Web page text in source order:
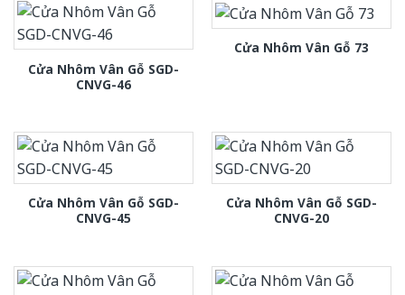
Cửa Nhôm Vân Gỗ SGD-
CNVG-46
Cửa Nhôm Vân Gỗ 73
Cửa Nhôm Vân Gỗ SGD-
CNVG-45
Cửa Nhôm Vân Gỗ SGD-
CNVG-20